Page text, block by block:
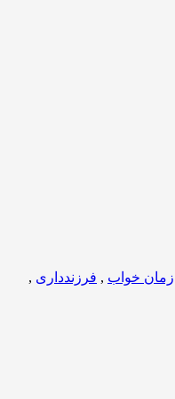
زمان خواب , فرزندداری ,